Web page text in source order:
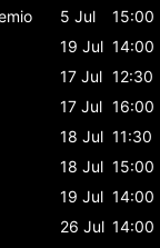
5 Jul
15:00
19 Jul 14:00
17 Jul 12:30
17 Jul 16:00
18 Jul 11:30
18 Jul 15:00
19 Jul 14:00
26 Jul 14:00